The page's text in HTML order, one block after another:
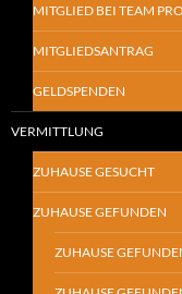
MITGLIED BEI TEAM
MITGLIEDSANTRAG
GELDSPENDEN
VERMITTLUNG
ZUHAUSE GESUCHT
ZUHAUSE GEFUNDEN
ZUHAUSE